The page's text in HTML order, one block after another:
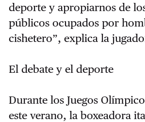
deporte y apropiarnos de
públicos ocupados por
cishetero”, explica la
El debate y el deporte
Durante los Juegos
este verano, la boxeadora